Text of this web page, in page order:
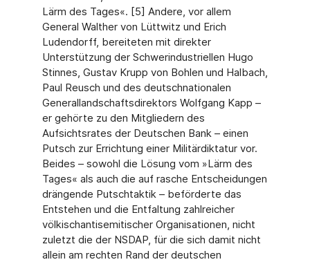
Lärm des Tages«. [5] Andere, vor allem
General Walther von Lüttwitz und Erich
Ludendorff, bereiteten mit direkter
Unterstützung der Schwerindustriellen Hugo
Stinnes, Gustav Krupp von Bohlen und Halbach,
Paul Reusch und des deutschnationalen
Generallandschaftsdirektors Wolfgang Kapp –
er gehörte zu den Mitgliedern des
Aufsichtsrates der Deutschen Bank – einen
Putsch zur Errichtung einer Militärdiktatur vor.
Beides – sowohl die Lösung vom »Lärm des
Tages« als auch die auf rasche Entscheidungen
drängende Putschtaktik – beförderte das
Entstehen und die Entfaltung zahlreicher
völkischantisemitischer Organisationen, nicht
zuletzt die der NSDAP, für die sich damit nicht
allein am rechten Rand der deutschen